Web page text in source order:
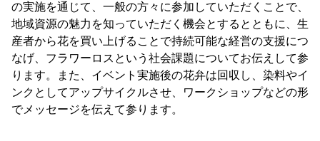
の実施を通じて、一般の方々に参加していただくことで、
地域資源の魅力を知っていただく機会とするとともに、生
産者から花を買い上げることで持続可能な経営の支援につ
なげ、フラワーロスという社会課題についてお伝えして参
ります。また、イベント実施後の花弁は回収し、染料やイ
ンクとしてアップサイクルさせ、ワークショップなどの形
でメッセージを伝えて参ります。